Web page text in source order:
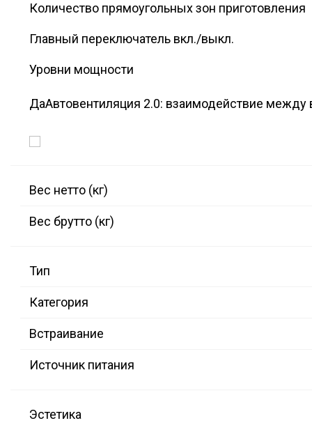
Количество прямоугольных зон приготовления
Главный переключатель вкл./выкл.
Уровни мощности
ДаАвтовентиляция 2.0: взаимодействие
Вес нетто (кг)
Вес брутто (кг)
Тип
Категория
Встраивание
Источник питания
Эстетика